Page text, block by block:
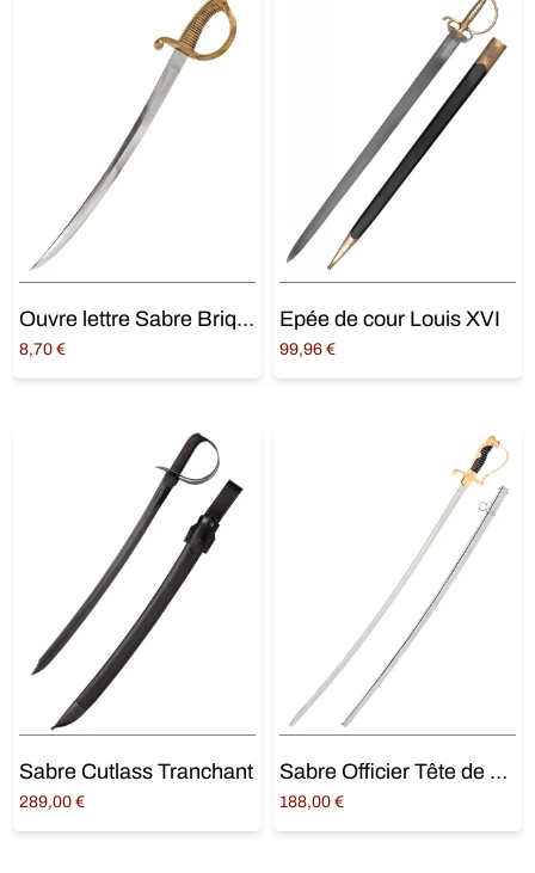
Ouvre lettre Sabre Briquet
8,70 €
Lire la suite
Epée de cour Louis XVI
99,96 €
Ajouter au panier
Sabre Cutlass Tranchant
289,00 €
Ajouter au panier
Sabre Officier Tête de Lion
188,00 €
Ajouter au panier